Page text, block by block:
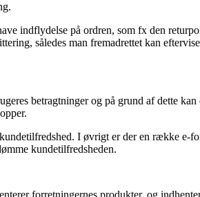
indflydelse på ordren, som fx den
således man fremadrettet kan
betragtninger og på grund af dette
I øvrigt er der en række e-
kundetilfredsheden.
forretningernes produkter, og